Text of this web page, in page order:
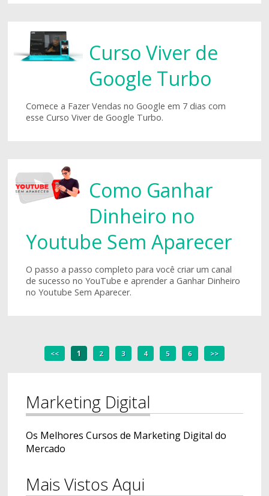
Curso Viver de
Google Turbo
Comece a Fazer Vendas no Google em 7 dias com
esse Curso Viver de Google Turbo.
Como Ganhar
Dinheiro no
Youtube Sem Aparecer
O passo a passo completo para você criar um canal
de sucesso no YouTube e aprender a Ganhar Dinheiro
no Youtube Sem Aparecer.
<< 1 2 3 4 5 6 >>
Marketing Digital
Os Melhores Cursos de Marketing Digital do
Mercado
Mais Vistos Aqui